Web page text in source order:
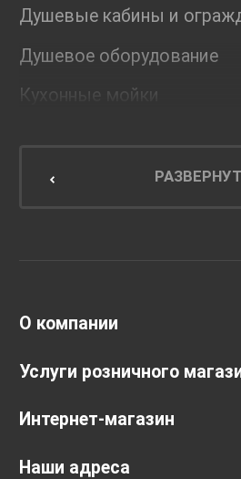
Душевые кабины и
Душевое оборудование
Кухонные мойки
Мебель для кухни
О компании
Услуги розничного
Интернет-магазин
Наши адреса